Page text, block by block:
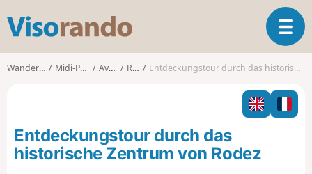
s
o
T
o
g
l
n
Wanderungen Midi-Pyrénées Aveyron Rodez Entdeckungstour durch das historische Zentrum von Rodez
Entdeckungstour durch das
historische Zentrum von Rodez